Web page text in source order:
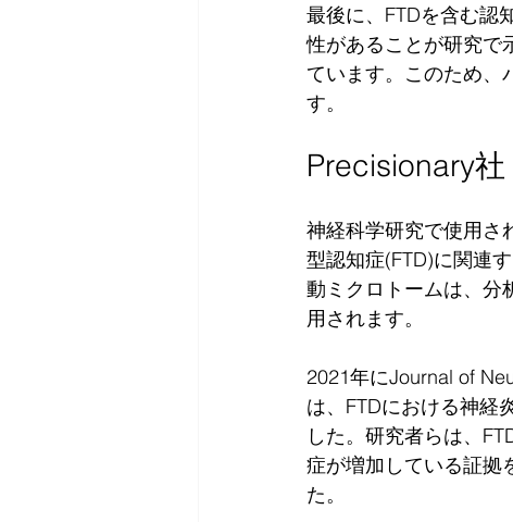
最後に、FTDを含む認
性があることが研究で
ています。このため、
す。
Precisionary
神経科学研究で使用さ
型認知症(FTD)に関連
動ミクロトームは、分
用されます。
2021年にJournal of
は、FTDにおける神経
した。研究者らは、
症が増加している証拠
た。